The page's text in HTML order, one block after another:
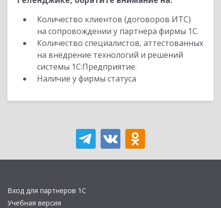
Количество клиентов (договоров ИТС)
на сопровождении у партнера фирмы 1С.
Количество специалистов, аттестованных
на внедрение технологий и решений
системы 1С:Предприятие.
Наличие у фирмы статуса
Вход для партнеров 1С
Учебная версия